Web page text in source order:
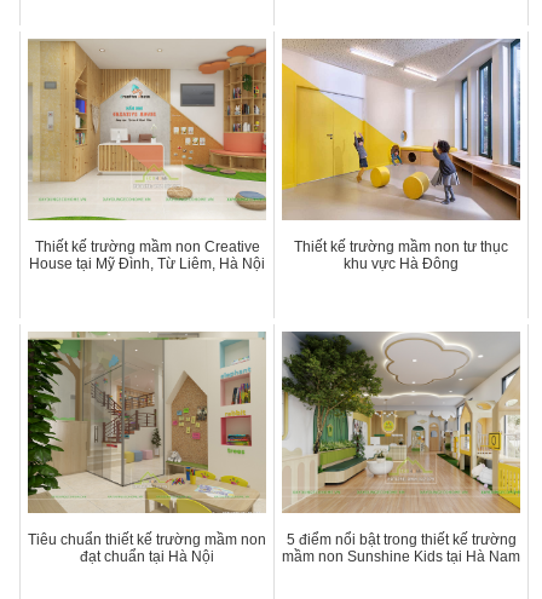
Thiết kế trường mầm non Creative
House tại Mỹ Đình, Từ Liêm, Hà Nội
Thiết kế trường mầm non tư thục
khu vực Hà Đông
Tiêu chuẩn thiết kế trường mầm non
đạt chuẩn tại Hà Nội
5 điểm nổi bật trong thiết kế trường
mầm non Sunshine Kids tại Hà Nam